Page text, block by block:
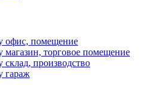
офис, помещение
магазин, торговое помещение
производство
гараж